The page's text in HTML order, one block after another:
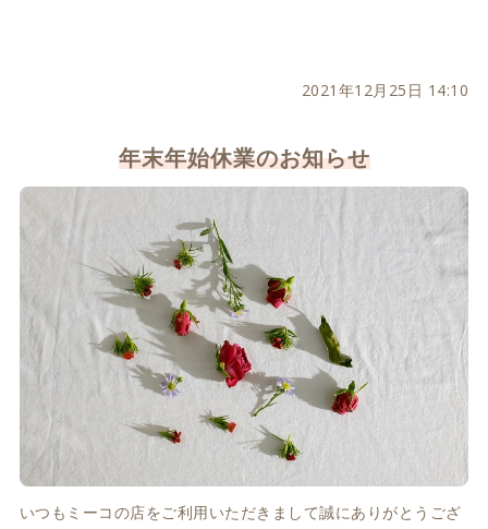
2021年12月25日 14:10
年末年始休業のお知らせ
いつもミーコの店をご利用いただきまして誠にありがとうござ